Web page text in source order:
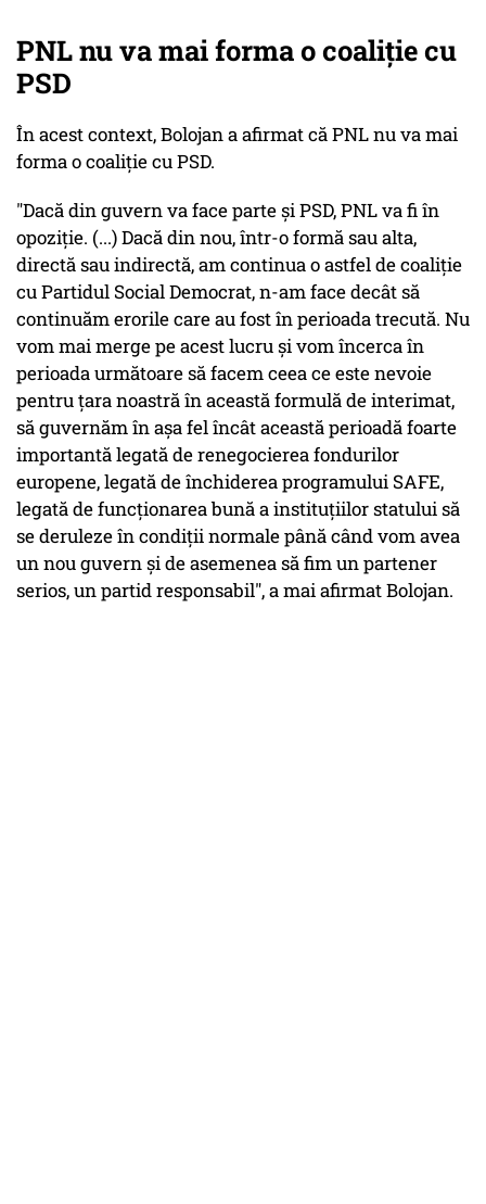
PNL nu va mai forma o coaliţie cu
PSD
În acest context, Bolojan a afirmat că PNL nu va mai
forma o coaliţie cu PSD.
"Dacă din guvern va face parte și PSD, PNL va fi în
opoziție. (...) Dacă din nou, într-o formă sau alta,
directă sau indirectă, am continua o astfel de coaliţie
cu Partidul Social Democrat, n-am face decât să
continuăm erorile care au fost în perioada trecută. Nu
vom mai merge pe acest lucru şi vom încerca în
perioada următoare să facem ceea ce este nevoie
pentru ţara noastră în această formulă de interimat,
să guvernăm în aşa fel încât această perioadă foarte
importantă legată de renegocierea fondurilor
europene, legată de închiderea programului SAFE,
legată de funcţionarea bună a instituţiilor statului să
se deruleze în condiţii normale până când vom avea
un nou guvern şi de asemenea să fim un partener
serios, un partid responsabil", a mai afirmat Bolojan.